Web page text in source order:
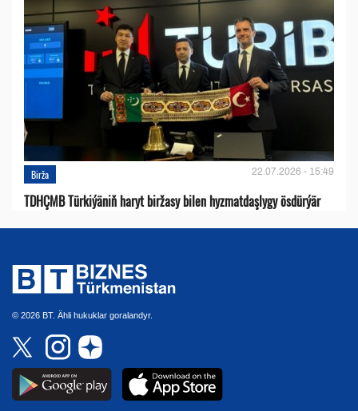
Birža 22.07.2026 - 15:49
TDHÇMB Türkiýäniň haryt biržasy bilen hyzmatdaşlygy ösdürýär
© 2026 BT. Ähli hukuklar goralandyr.